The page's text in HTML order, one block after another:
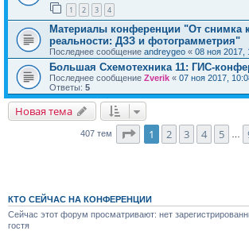
1 2 3 4
Материалы конференции "От снимка
реальности: ДЗЗ и фотограмметрия"
Последнее сообщение andreygeo « 08 ноя 2017,
Большая Схемотехника 11: ГИС-
Последнее сообщение Zverik « 07 ноя 2017,
Ответы: 5
Новая тема
407 тем Страница1 из
1 2 3 4 5
КТО СЕЙЧАС НА КОНФЕРЕНЦИИ
Сейчас этот форум просматривают: нет
гостя